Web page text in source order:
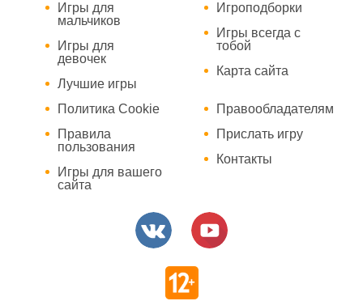
Игры для
мальчиков
Игры для
девочек
Лучшие игры
Игроподборки
Игры всегда с
тобой
Карта сайта
Политика Cookie
Правила
пользования
Игры для вашего
сайта
Правообладателям
Прислать игру
Контакты